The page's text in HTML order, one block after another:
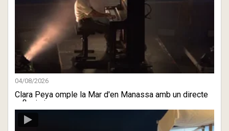
04/08/2026
Clara Peya omple la Mar d'en Manassa amb un directe
reflexiu i ...